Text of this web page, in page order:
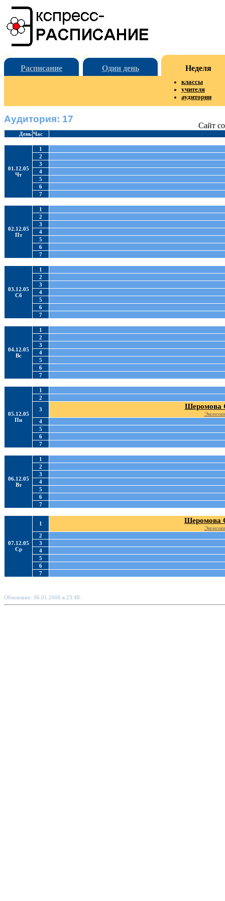
Расписание Один день Неделя
классы
учителя
аудитории
Аудитория: 17
День Час
01.12.05
Чт
1
2
3
4
5
6
7
02.12.05
Пт
1
2
3
4
5
6
7
03.12.05
Сб
1
2
3
4
5
6
7
04.12.05
Вс
1
2
3
4
5
6
7
05.12.05
Пн
1
2
3
Шеромова
4
5
6
7
06.12.05
Вт
1
2
3
4
5
6
7
07.12.05
Ср
1 Шеромова
2
3
4
5
6
7
Обновлено: 06.01.2006 в 23:48.
Сайт